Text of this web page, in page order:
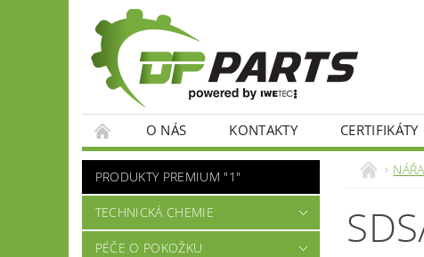
O NÁS KONTAKTY CERTIFIKÁTY
PRODUKTY PREMIUM "1"
TECHNICKÁ CHEMIE
PÉČE O POKOŽKU